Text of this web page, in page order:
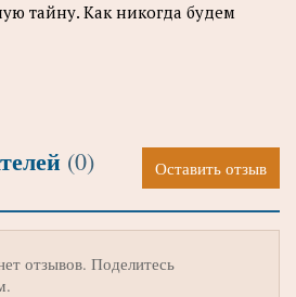
тайну. Как никогда будем
(0) Оставить отзыв
отзывов. Поделитесь